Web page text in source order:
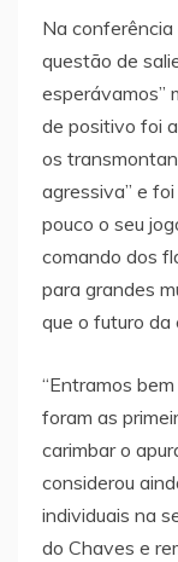
Na
questão de
esperávamos”
de positivo foi
os
agressiva” e
pouco o seu
comando dos
para grandes
que o futuro da
“Entramos
foram as
carimbar o
considerou
individuais na
do Chaves e